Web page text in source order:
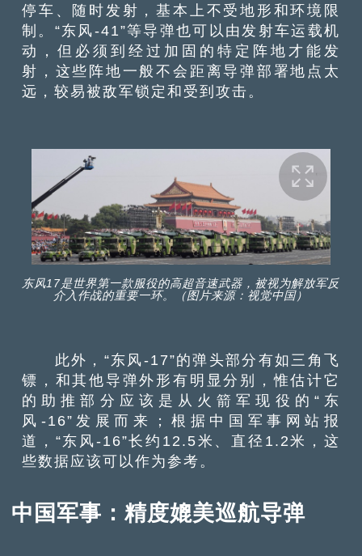
停车、随时发射，基本上不受地形和环境限
制。“东风-41”等导弹也可以由发射车运载机
动，但必须到经过加固的特定阵地才能发
射，这些阵地一般不会距离导弹部署地点太
远，较易被敌军锁定和受到攻击。
东风17是世界第一款服役的高超音速武器，被视为解放军反
介入作战的重要一环。（图片来源：视觉中国）
此外，“东风-17”的弹头部分有如三角飞
镖，和其他导弹外形有明显分别，惟估计它
的助推部分应该是从火箭军现役的“东
风-16”发展而来；根据中国军事网站报
道，“东风-16”长约12.5米、直径1.2米，这
些数据应该可以作为参考。
中国军事：精度媲美巡航导弹